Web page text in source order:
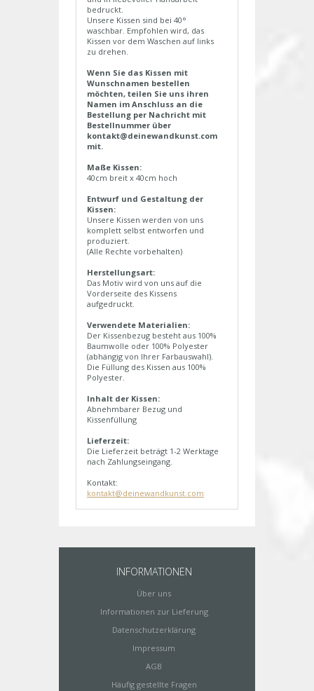
bedruckt.
Unsere Kissen sind bei 40°
waschbar. Empfohlen wird, das
Kissen vor dem Waschen auf links
zu drehen.
Wenn Sie das Kissen mit
Wunschnamen bestellen
möchten, teilen Sie uns ihren
Namen im Anschluss an die
Bestellung per Nachricht mit
Bestellnummer über
kontakt@deinewandkunst.com
mit.
Maße Kissen:
40cm breit x 40cm hoch
Entwurf und Gestaltung der
Kissen:
Unsere Kissen werden von uns
komplett selbst entworfen und
produziert.
(Alle Rechte vorbehalten)
Herstellungsart:
Das Motiv wird von uns auf die
Vorderseite des Kissens
aufgedruckt.
Verwendete Materialien:
Der Kissenbezug besteht aus 100%
Baumwolle oder 100% Polyester
(abhängig von Ihrer Farbauswahl).
Die Füllung des Kissen aus 100%
Polyester.
Inhalt der Kissen:
Abnehmbarer Bezug und
Kissenfüllung
Lieferzeit:
Die Lieferzeit beträgt 1-2 Werktage
nach Zahlungseingang.
Kontakt:
kontakt@deinewandkunst.com
INFORMATIONEN
Über uns
Informationen zur Lieferung
Datenschutzerklärung
Impressum
AGB
Häufig gestellte Fragen